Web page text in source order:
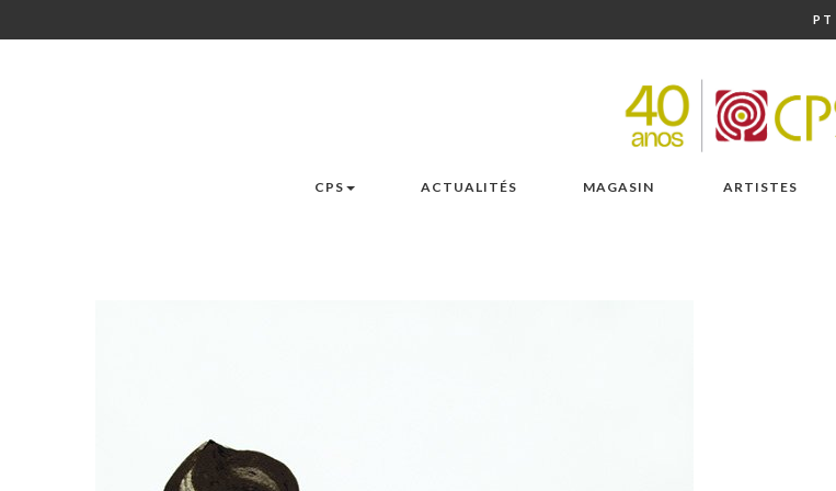
PT
CPS ACTUALITÉS MAGASIN ARTISTES